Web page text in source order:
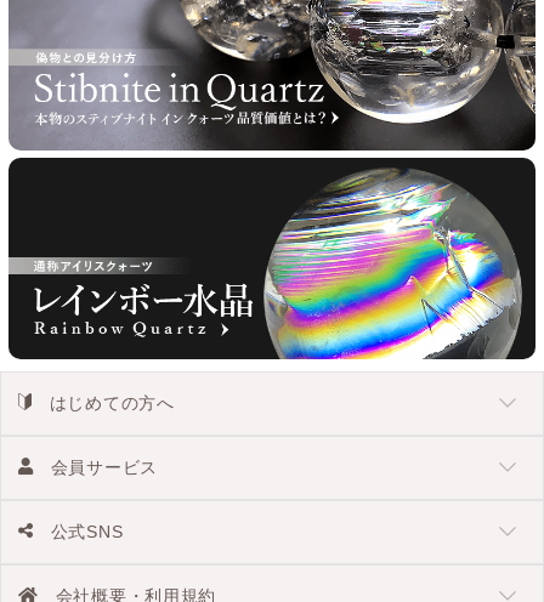
はじめての方へ
会員サービス
公式SNS
会社概要・利用規約